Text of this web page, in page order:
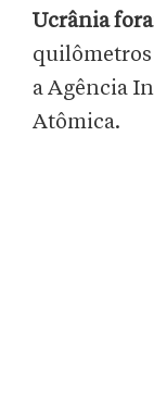
Ucrânia
quilômetros
a Agência
Atômica.